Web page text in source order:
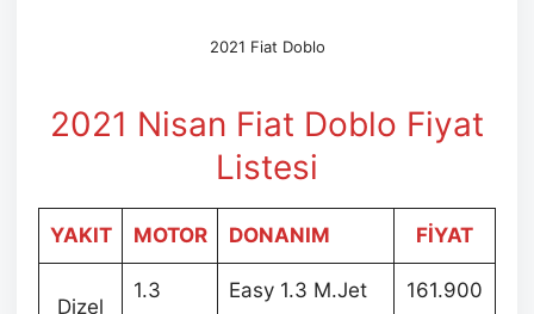
2021 Fiat Doblo
2021 Nisan Fiat Doblo Fiyat
Listesi
YAKIT MOTOR DONANIM FİYAT
Dizel
1.3
Easy 1.3 M.Jet
161.900